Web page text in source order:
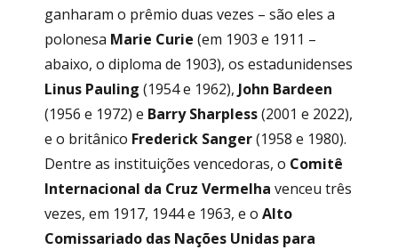
ganharam o prêmio duas vezes – são eles a
polonesa Marie Curie (em 1903 e 1911 –
abaixo, o diploma de 1903), os estadunidenses
Linus Pauling (1954 e 1962), John Bardeen
(1956 e 1972) e Barry Sharpless(2001 e 2022),
e o britânico Frederick Sanger(1958 e 1980).
Dentre as instituições vencedoras, o Comitê
Internacional da Cruz Vermelha venceu três
vezes, em 1917, 1944 e 1963, e o Alto
Comissariado das Nações Unidas para